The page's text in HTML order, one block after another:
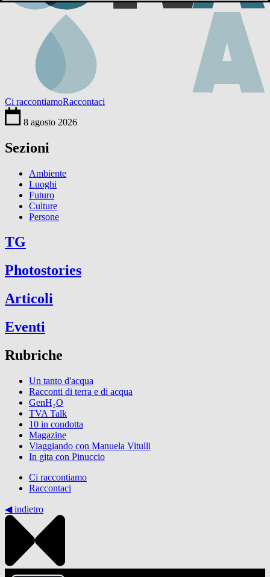
Ci raccontiamoRaccontaci
8 agosto 2026
Sezioni
Ambiente
Luoghi
Futuro
Culture
Persone
TG
Photostories
Articoli
Eventi
Rubriche
Un tanto d'acqua
Racconti di terra e di acqua
GenH₂O
TVA Talk
10 in condotta
Magazine
Viaggiando con Manuela Vitulli
In gita con Pinuccio
Ci raccontiamo
Raccontaci
◀︎ indietro